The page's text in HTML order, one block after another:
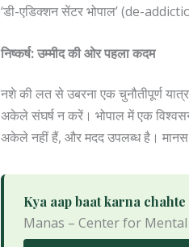
‘डी-एडिक्शन सेंटर भोपाल’ (de-
निष्कर्ष: उम्मीद की ओर पहला कदम
नशे की लत से उबरना एक चुनौतीपूर्ण
अकेले संघर्ष न करें। भोपाल में एक
अकेले नहीं हैं, और मदद उपलब्ध है।
Kya aap baat karna
Manas – Center for